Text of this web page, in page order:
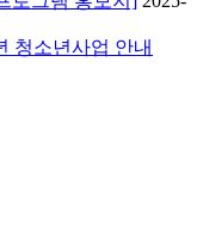
청소년사업 안내